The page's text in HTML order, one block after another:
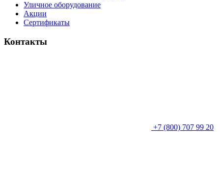
Уличное оборудование
Акции
Сертификаты
Контакты
+7 (800) 707 99 20